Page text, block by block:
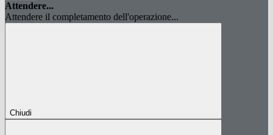
Attendere...
Attendere il completamento dell'operazione...
Chiudi